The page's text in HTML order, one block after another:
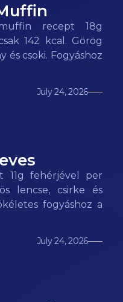
recept 18g
142 kcal. Görög
csoki. Fogyáshoz
July 24, 2026
11g fehérjével per
lencse, csirke és
fogyáshoz a
July 24, 2026